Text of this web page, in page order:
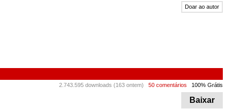
Doar ao autor
2.743.595 downloads (163 ontem) 50 comentários 100% Grátis
Baixar